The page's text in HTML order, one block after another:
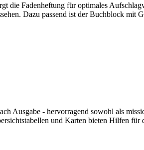
die Fadenheftung für optimales
Dazu passend ist der Buchblock mit
Ausgabe - hervorragend sowohl als
und Karten bieten Hilfen für